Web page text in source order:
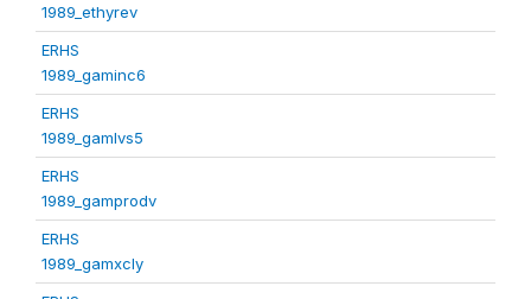
1989_ethyrev
ERHS
1989_gaminc6
ERHS
1989_gamlvs5
ERHS
1989_gamprodv
ERHS
1989_gamxcly